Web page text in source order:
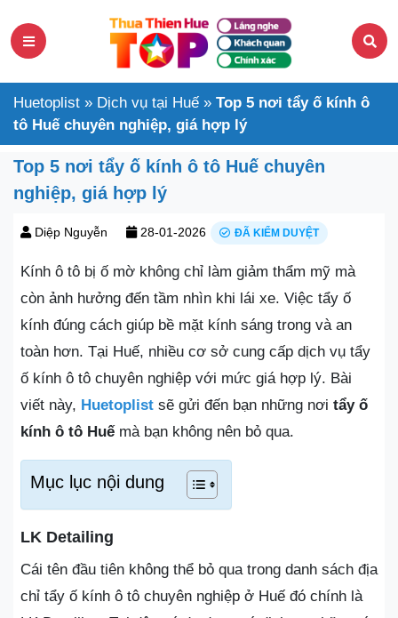
Huetoplist » Dịch vụ tại Huế » Top 5 nơi tẩy ố kính ô
tô Huế chuyên nghiệp, giá hợp lý
Top 5 nơi tẩy ố kính ô tô Huế chuyên
nghiệp, giá hợp lý
Diệp Nguyễn 28-01-2026 ĐÃ KIỂM DUYỆT
Kính ô tô bị ố mờ không chỉ làm giảm thẩm mỹ mà
còn ảnh hưởng đến tầm nhìn khi lái xe. Việc tẩy ố
kính đúng cách giúp bề mặt kính sáng trong và an
toàn hơn. Tại Huế, nhiều cơ sở cung cấp dịch vụ tẩy
ố kính ô tô chuyên nghiệp với mức giá hợp lý. Bài
viết này, Huetoplist sẽ gửi đến bạn những nơi tẩy ố
kính ô tô Huếmà bạn không nên bỏ qua.
Mục lục nội dung
LK Detailing
Cái tên đầu tiên không thể bỏ qua trong danh sách địa
chỉ tẩy ố kính ô tô chuyên nghiệp ở Huế đó chính là